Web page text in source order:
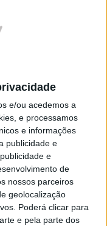
e/ou acedemos a
e processamos
e informações
publicidade e
e
de
nossos parceiros
geolocalização
Poderá clicar para
e pela parte dos
a sua
tendo como
e pedaços de
Superior de
também irá marcar
disposição e